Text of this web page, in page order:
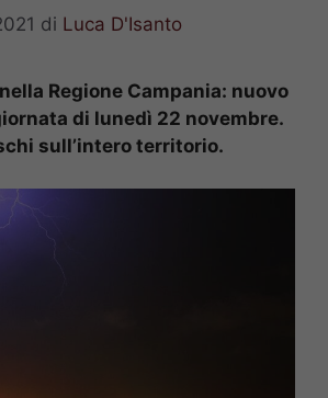
di Luca D'Isanto
Regione Campania: nuovo
di lunedì 22 novembre.
sull’intero territorio.